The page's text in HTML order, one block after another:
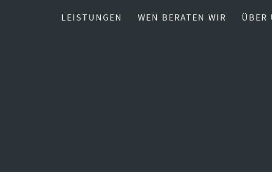
LEISTUNGEN WEN BERATEN WIR ÜBER